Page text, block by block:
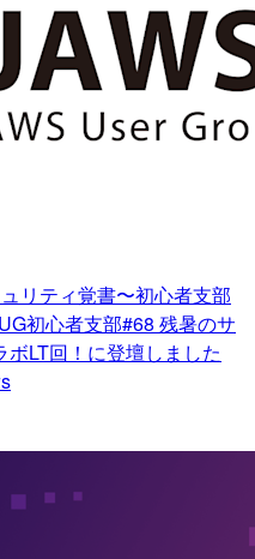
リティ覚書〜初心者支部
初心者支部#68 残暑のサ
LT回！に登壇しました